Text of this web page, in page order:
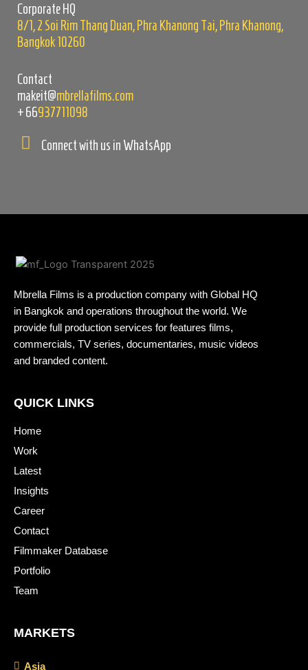
Corporate HQ
8/1, 2 Soi Rim Thang Duan, Phra Khanong Tai, Phra Khanong,
Bangkok 10260
Contact
makeit@mbrellafilms.com
+66937711098
Connect with us in WhatsApp
Mbrella Films is a production company with Global HQ
in Bangkok and operations throughout the world. We
provide full production services for features films,
commercials, TV series, documentaries, music videos
and branded content.
QUICK LINKS
Home
Work
Latest
Insights
Career
Contact
Filmmaker Database
Portfolio
Team
MARKETS
Asia